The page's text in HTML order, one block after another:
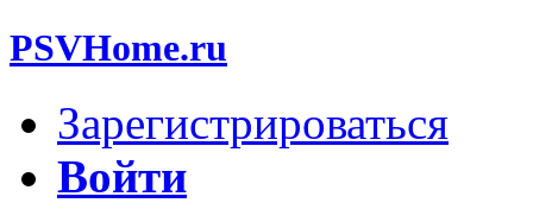
PSVHome.ru
Зарегистрироваться
Войти